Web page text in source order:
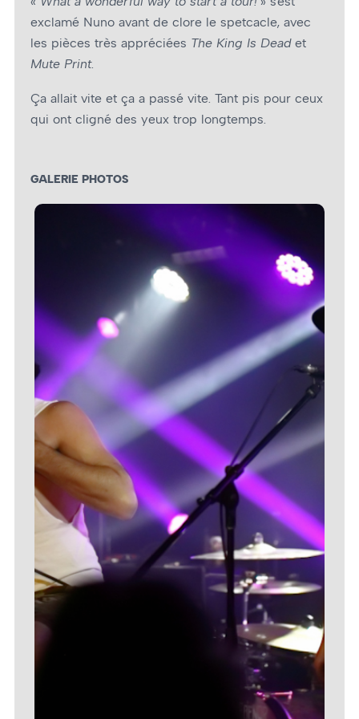
exclamé Nuno avant de clore le spetcacle, avec
les pièces très appréciées The King Is Deadet
Mute Print.
Ça allait vite et ça a passé vite. Tant pis pour ceux
qui ont cligné des yeux trop longtemps.
GALERIE PHOTOS